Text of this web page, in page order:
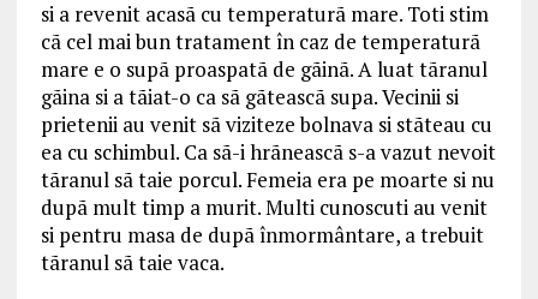
si a revenit acasã cu temperaturã mare. Toti stim
cã cel mai bun tratament în caz de temperaturã
mare e o supã proaspatã de gãinã. A luat tãranul
gãina si a tãiat-o ca sã gãteascã supa. Vecinii si
prietenii au venit sã viziteze bolnava si stãteau cu
ea cu schimbul. Ca sã-i hrãneascã s-a vazut nevoit
tãranul sã taie porcul. Femeia era pe moarte si nu
dupã mult timp a murit. Multi cunoscuti au venit
si pentru masa de dupã înmormântare, a trebuit
tãranul sã taie vaca.